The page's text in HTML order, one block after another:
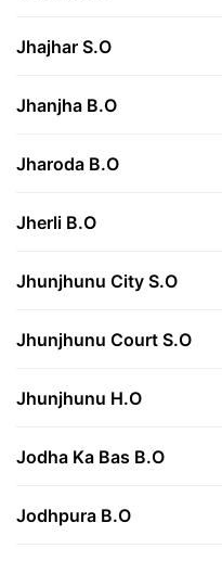
Jhajhar S.O
Jhanjha B.O
Jharoda B.O
Jherli B.O
Jhunjhunu City S.O
Jhunjhunu Court S.O
Jhunjhunu H.O
Jodha Ka Bas B.O
Jodhpura B.O